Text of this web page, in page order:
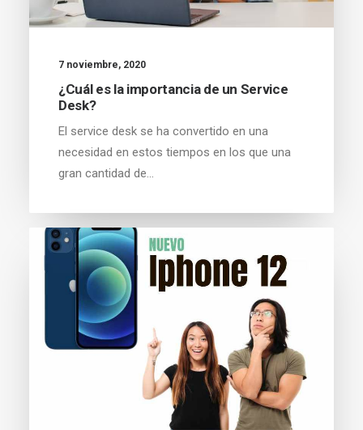
7 noviembre, 2020
¿Cuál es la importancia de un Service
Desk?
El service desk se ha convertido en una
necesidad en estos tiempos en los que una
gran cantidad de…